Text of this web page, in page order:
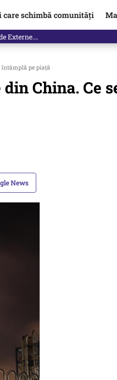
care schimbă comunități
Externe.…
întâmplă pe piață
China. Ce
News